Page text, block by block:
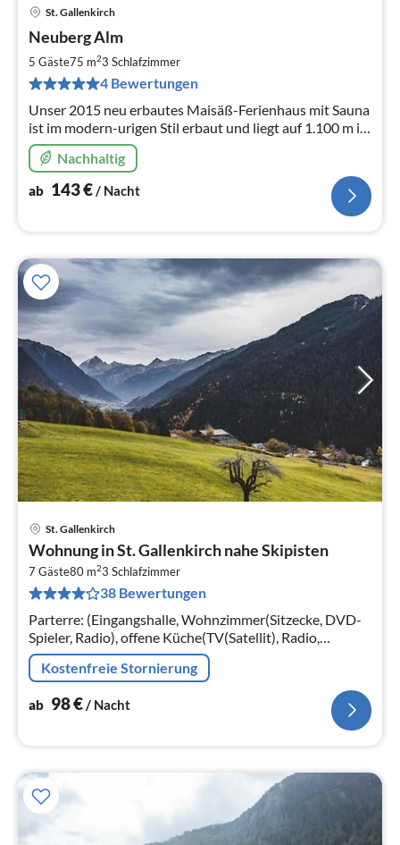
St. Gallenkirch
Neuberg Alm
5 Gäste75 m23 Schlafzimmer
4 Bewertungen
Unser 2015 neu erbautes Maisäß-Ferienhaus mit Sauna
ist im modern-urigen Stil erbaut und liegt auf 1.100 m in
sehr sonniger und ruhiger Lage.
Nachhaltig
ab 143€/ Nacht
St. Gallenkirch
Wohnung in St. Gallenkirch nahe Skipisten
7 Gäste80 m23 Schlafzimmer
38 Bewertungen
Parterre: (Eingangshalle, Wohnzimmer(Sitzecke, DVD-
Spieler, Radio), offene Küche(TV(Satellit), Radio,
Kochherd(4 Kochplatten, Ceranfeld)
Kostenfreie Stornierung
ab 98€/ Nacht